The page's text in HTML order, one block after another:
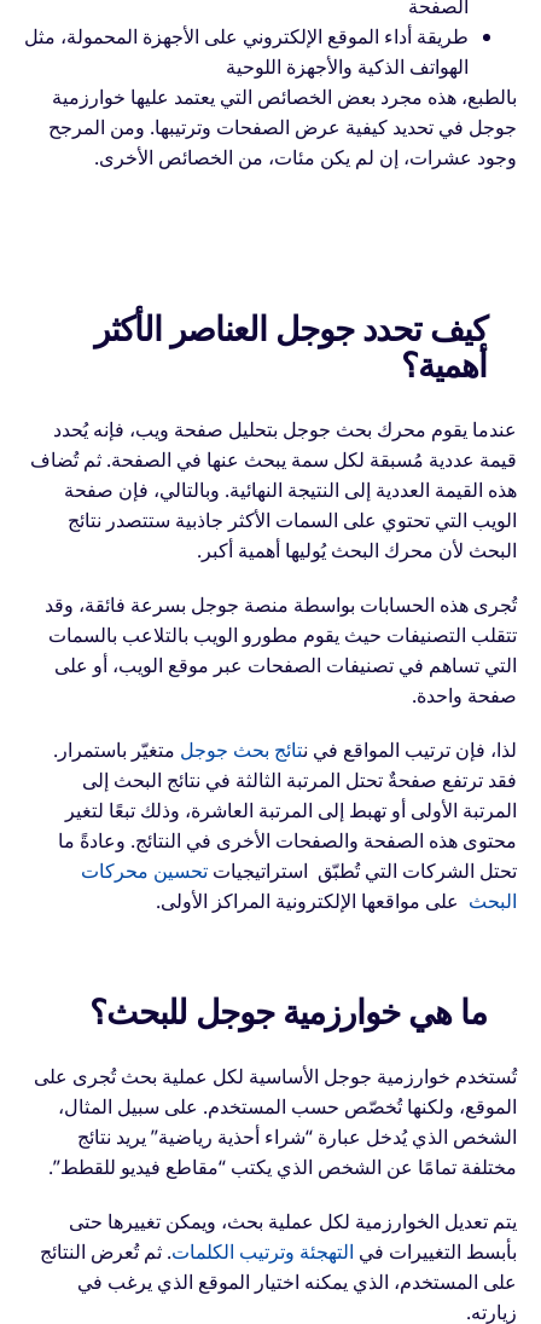
الصفحة
طريقة أداء الموقع الإلكتروني على الأجهزة المحمولة، مثل
الهواتف الذكية والأجهزة اللوحية
بالطبع، هذه مجرد بعض الخصائص التي يعتمد عليها خوارزمية
جوجل في تحديد كيفية عرض الصفحات وترتيبها. ومن المرجح
وجود عشرات، إن لم يكن مئات، من الخصائص الأخرى.
كيف تحدد جوجل العناصر الأكثر
أهمية؟
عندما يقوم محرك بحث جوجل بتحليل صفحة ويب، فإنه يُحدد
قيمة عددية مُسبقة لكل سمة يبحث عنها في الصفحة. ثم تُضاف
هذه القيمة العددية إلى النتيجة النهائية. وبالتالي، فإن صفحة
الويب التي تحتوي على السمات الأكثر جاذبية ستتصدر نتائج
البحث لأن محرك البحث يُوليها أهمية أكبر.
تُجرى هذه الحسابات بواسطة منصة جوجل بسرعة فائقة، وقد
تتقلب التصنيفات حيث يقوم مطورو الويب بالتلاعب بالسمات
التي تساهم في تصنيفات الصفحات عبر موقع الويب، أو على
صفحة واحدة.
لذا، فإن ترتيب المواقع في نتائج بحث جوجل متغيّر باستمرار.
فقد ترتفع صفحةٌ تحتل المرتبة الثالثة في نتائج البحث إلى
المرتبة الأولى أو تهبط إلى المرتبة العاشرة، وذلك تبعًا لتغير
محتوى هذه الصفحة والصفحات الأخرى في النتائج. وعادةً ما
تحتل الشركات التي تُطبّق استراتيجيات تحسين محركات
البحث على مواقعها الإلكترونية المراكز الأولى.
ما هي خوارزمية جوجل للبحث؟
تُستخدم خوارزمية جوجل الأساسية لكل عملية بحث تُجرى على
الموقع، ولكنها تُخصّص حسب المستخدم. على سبيل المثال،
الشخص الذي يُدخل عبارة “شراء أحذية رياضية” يريد نتائج
مختلفة تمامًا عن الشخص الذي يكتب “مقاطع فيديو للقطط”.
يتم تعديل الخوارزمية لكل عملية بحث، ويمكن تغييرها حتى
بأبسط التغييرات في التهجئة وترتيب الكلمات. ثم تُعرض النتائج
على المستخدم، الذي يمكنه اختيار الموقع الذي يرغب في
زيارته.